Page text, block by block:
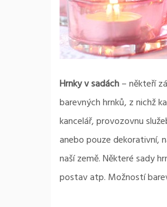
Hrnky v sadách– někteří
barevných hrnků, z nichž
kancelář, provozovnu
anebo pouze dekorativní,
naší země. Některé sady
postav atp. Možností